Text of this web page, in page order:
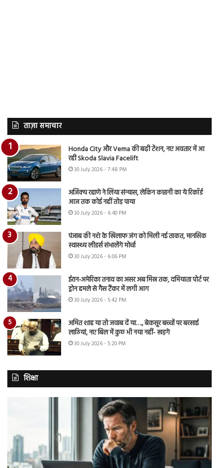
ताज़ा समाचार
Honda City और Verna की बढ़ी टेंशन, नए अवतार में आ
रही Skoda Slavia Facelift
30 July 2026 - 7:48 PM
अजिंक्य रहाणे ने लिया संन्यास, लेकिन कप्तानी का ये रिकॉर्ड
आज तक कोई नहीं तोड़ पाया
30 July 2026 - 6:40 PM
पंजाब की नशे के खिलाफ जंग को मिली नई ताकत, मानसिक
स्वास्थ्य लीडर्स संभालेंगे मोर्चा
30 July 2026 - 6:06 PM
ईरान-अमेरिका तनाव का असर अब मिस्र तक, दमियाता पोर्ट पर
ड्रोन हमले से गैस टैंकर में लगी आग
30 July 2026 - 5:42 PM
अमित शाह या तो जवाब दें या…., बेकसूर बच्चों पर बरसाई
लाठियां, नए बिल में कुछ भी नया नहीं- खड़गे
30 July 2026 - 5:20 PM
शिक्षा